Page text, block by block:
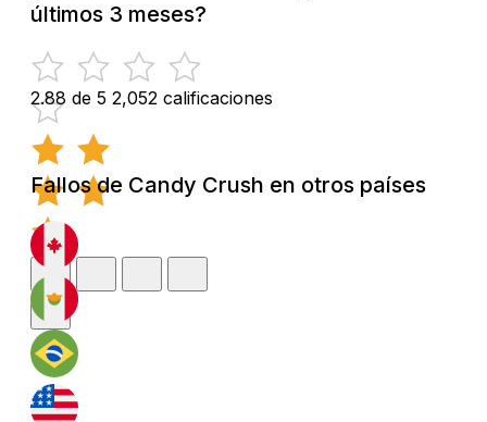
últimos 3 meses?
2.88 de 5 2,052 calificaciones
Fallos de Candy Crush en otros países